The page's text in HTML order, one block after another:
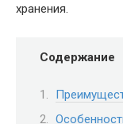
хранения.
Содержание